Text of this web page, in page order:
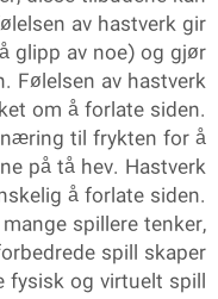
av hastverk gir
glipp av noe) og gjør
Følelsen av hastverk
om å forlate siden.
næring til frykten for å
på tå hev. Hastverk
å forlate siden.
spillere tenker,
spill skaper
fysisk og virtuelt spill.